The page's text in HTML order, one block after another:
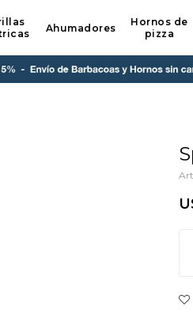
Ahumadores
Hornos de
pizza